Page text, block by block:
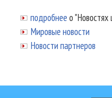
подробнее о
Мировые новости
Новости партнеров